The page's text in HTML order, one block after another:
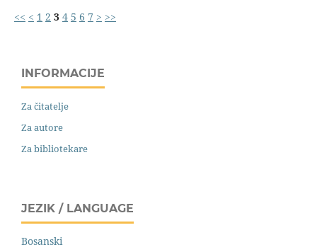
<< < 1 2 3 4 5 6 7 > >>
INFORMACIJE
Za čitatelje
Za autore
Za bibliotekare
JEZIK / LANGUAGE
Bosanski